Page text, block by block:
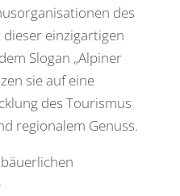
des
einzigartigen
Slogan „Alpiner
sie auf eine
des Tourismus
regionalem Genuss.